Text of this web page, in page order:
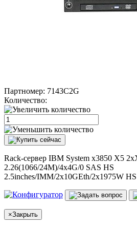
Партномер: 7143C2G
Количество:
Rack-сервер IBM System x3850 X5
2.26(1066/24M)/4x4G/0 SAS HS
2.5inches/IMM/2x10GEth/2x1975W
×Закрыть